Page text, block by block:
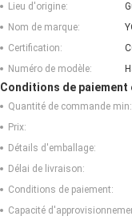
Lieu d'origine:
Nom de marque:
Certification:
Numéro de modèle:
Conditions de paiement
Quantité de commande min:
Prix:
Détails d'emballage:
Délai de livraison:
Conditions de paiement:
Capacité